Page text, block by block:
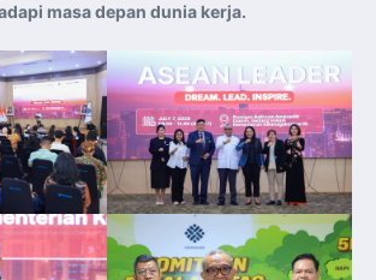
masa depan dunia kerja.